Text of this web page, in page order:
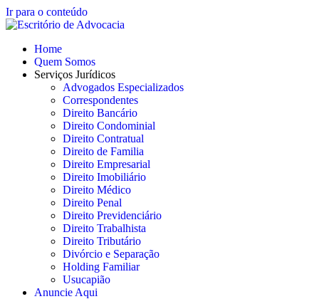
Ir para o conteúdo
Home
Quem Somos
Serviços Jurídicos
Advogados Especializados
Correspondentes
Direito Bancário
Direito Condominial
Direito Contratual
Direito de Familia
Direito Empresarial
Direito Imobiliário
Direito Médico
Direito Penal
Direito Previdenciário
Direito Trabalhista
Direito Tributário
Divórcio e Separação
Holding Familiar
Usucapião
Anuncie Aqui